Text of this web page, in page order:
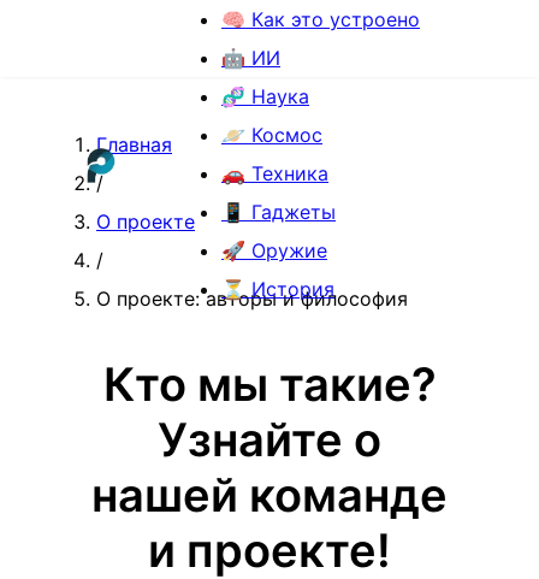
🧠 Как это устроено
🤖 ИИ
🧬 Наука
🪐 Космос
🚗 Техника
📱 Гаджеты
🚀 Оружие
⏳ История
Главная
/
О проекте
/
О проекте: авторы и философия
Кто мы такие?
Узнайте о
нашей команде
и проекте!